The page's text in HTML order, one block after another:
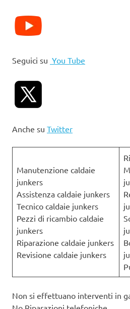
Seguici su You Tube
Anche su Twitter
Manutenzione caldaie
junkers
Assistenza caldaie junkers
Tecnico caldaie junkers
Pezzi di ricambio caldaie
junkers
Riparazione caldaie junkers
Revisione caldaie junkers
Non si effettuano interventi in